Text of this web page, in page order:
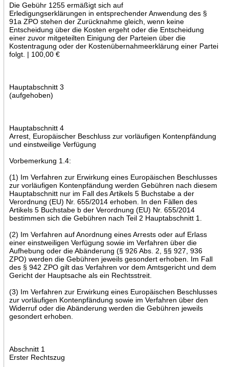
Die Gebühr 1255 ermäßigt sich auf
Erledigungserklärungen in entsprechender Anwendung des §
91a ZPO stehen der Zurücknahme gleich, wenn keine
Entscheidung über die Kosten ergeht oder die Entscheidung
einer zuvor mitgeteilten Einigung der Parteien über die
Kostentragung oder der Kostenübernahmeerklärung einer Partei
folgt. | 100,00 €
Hauptabschnitt 3
(aufgehoben)
Hauptabschnitt 4
Arrest, Europäischer Beschluss zur vorläufigen Kontenpfändung
und einstweilige Verfügung
Vorbemerkung 1.4:
(1) Im Verfahren zur Erwirkung eines Europäischen Beschlusses
zur vorläufigen Kontenpfändung werden Gebühren nach diesem
Hauptabschnitt nur im Fall des Artikels 5 Buchstabe a der
Verordnung (EU) Nr. 655/2014 erhoben. In den Fällen des
Artikels 5 Buchstabe b der Verordnung (EU) Nr. 655/2014
bestimmen sich die Gebühren nach Teil 2 Hauptabschnitt 1.
(2) Im Verfahren auf Anordnung eines Arrests oder auf Erlass
einer einstweiligen Verfügung sowie im Verfahren über die
Aufhebung oder die Abänderung (§ 926 Abs. 2, §§ 927, 936
ZPO) werden die Gebühren jeweils gesondert erhoben. Im Fall
des § 942 ZPO gilt das Verfahren vor dem Amtsgericht und dem
Gericht der Hauptsache als ein Rechtsstreit.
(3) Im Verfahren zur Erwirkung eines Europäischen Beschlusses
zur vorläufigen Kontenpfändung sowie im Verfahren über den
Widerruf oder die Abänderung werden die Gebühren jeweils
gesondert erhoben.
Abschnitt 1
Erster Rechtszug